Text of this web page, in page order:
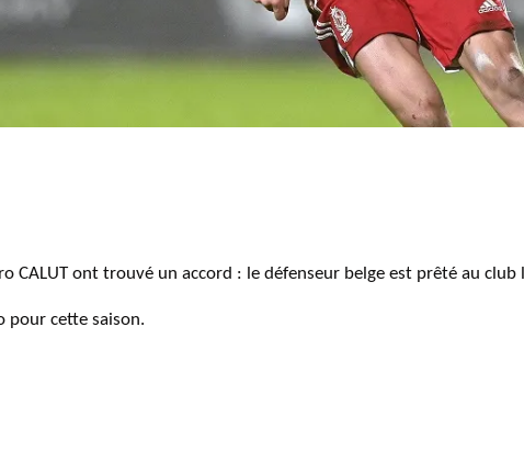
CALUT ont trouvé un accord : le défenseur belge est prêté au
pour cette saison.